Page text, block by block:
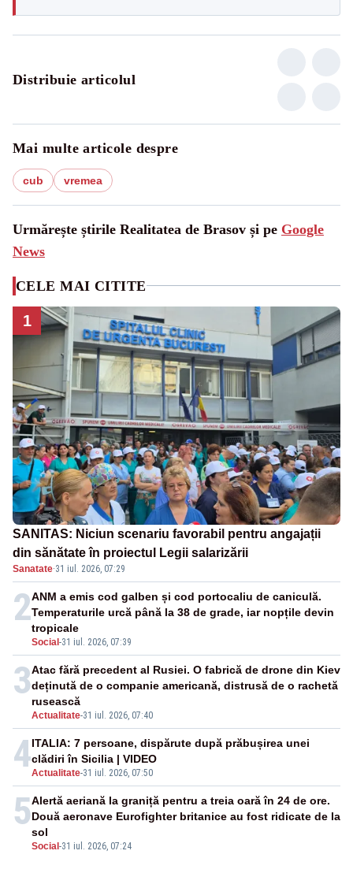
Distribuie articolul
Mai multe articole despre
cub vremea
Urmărește știrile Realitatea de Brasov și pe Google
News
CELE MAI CITITE
1
SANITAS: Niciun scenariu favorabil pentru angajații
din sănătate în proiectul Legii salarizării
Sanatate·31 iul. 2026, 07:29
2
Social -31 iul. 2026, 07:39
ANM a emis cod galben și cod portocaliu de caniculă.
Temperaturile urcă până la 38 de grade, iar nopțile devin
tropicale
3
Actualitate-31 iul. 2026, 07:40
Atac fără precedent al Rusiei. O fabrică de drone din Kiev
deținută de o companie americană, distrusă de o rachetă
rusească
4Actualitate-31 iul. 2026, 07:50
ITALIA: 7 persoane, dispărute după prăbușirea unei
clădiri în Sicilia | VIDEO
5
Social -31 iul. 2026, 07:24
Alertă aeriană la graniță pentru a treia oară în 24 de ore.
Două aeronave Eurofighter britanice au fost ridicate de la
sol